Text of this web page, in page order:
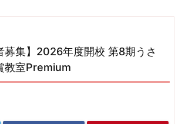
募集】2026年度開校 第8期うさ
教室Premium